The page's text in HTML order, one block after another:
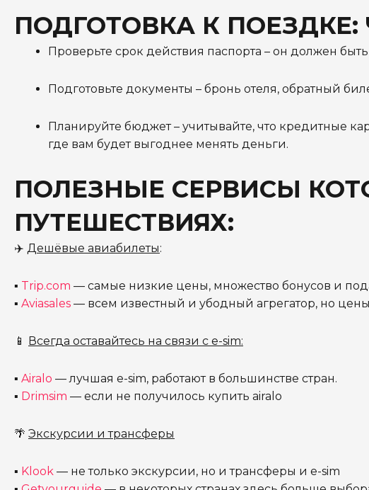
ПОДГОТОВКА К
Проверьте срок действия паспорта – он должен
Подготовьте документы – бронь отеля, обратный
Планируйте бюджет – учитывайте, что кредитные
где вам будет выгоднее менять деньги.
ПОЛЕЗНЫЕ СЕРВИСЫ
ПУТЕШЕСТВИЯХ:
✈️ Дешёвые авиабилеты:
▪ Trip.com — самые низкие цены, множество бонусов и
▪ Aviasales — всем известный и убодный агрегатор, но
📱 Всегда оставайтесь на связи с e-sim:
▪ Airalo — лучшая e-sim, работают в большинстве стран.
▪ Drimsim — если не получилось купить airalo
🌴 Экскурсии и трансферы
▪ Klook — не только экскурсии, но и трансферы и e-sim